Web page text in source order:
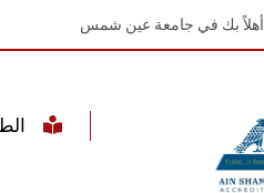
أهلاً بك في جامعة عين شمس